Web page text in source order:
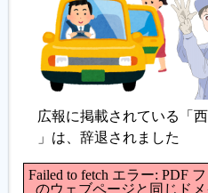
広報に掲載されている「
」は、辞退されました
Failed to fetch エラー: PDF
のウェブページと同じド